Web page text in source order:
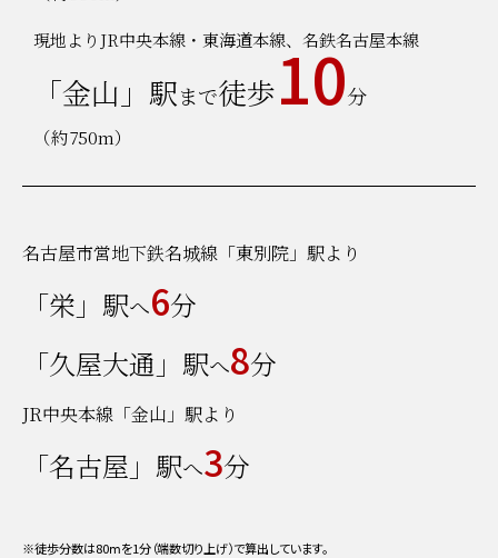
現地よりJR中央本線・東海道本線、名鉄名古屋本線
「金山」駅まで徒歩10分
（約750m）
名古屋市営地下鉄名城線「東別院」駅より
「栄」駅へ6分
「久屋大通」駅へ8分
JR中央本線「金山」駅より
「名古屋」駅へ3分
※徒歩分数は80ⅿを1分（端数切り上げ）で算出しています。